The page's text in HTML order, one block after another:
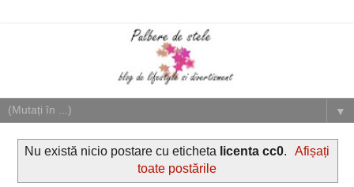
▼
Nu există nicio postare cu eticheta licenta cc0.
Afișați
toate postările